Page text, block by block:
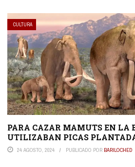
CULTURA
PARA CAZAR MAMUTS EN LA
UTILIZABAN PICAS
24 AGOSTO, 2024 PUBLICADO POR BARILOCHED